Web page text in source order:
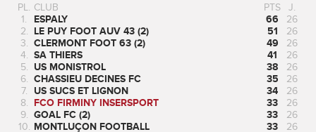
PL. CLUB PTS
J.
1.
ESPALY 66
26
2. LE PUY FOOT AUV 43 (2) 51
26
3. CLERMONT FOOT 63 (2) 49
26
4. SA THIERS 41
26
5. US MONISTROL 38
26
6. CHASSIEU DECINES FC 35
26
7.
US SUCS ET LIGNON 34
26
8. FCO FIRMINY INSERSPORT 33
26
9. GOAL FC (2) 33
26
10. MONTLUÇON FOOTBALL 33
26